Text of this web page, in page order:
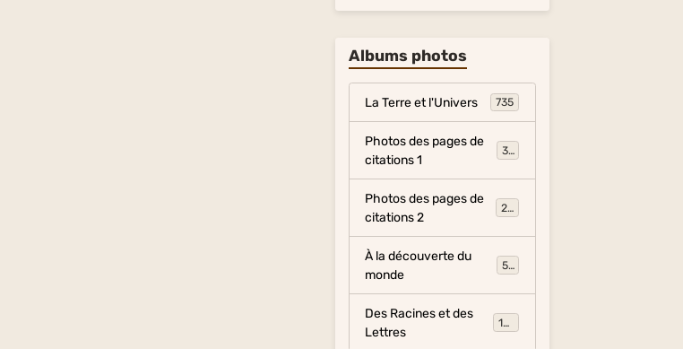
Albums photos
La Terre et l'Univers 735
Photos des pages de
citations 1
317
Photos des pages de
citations 2
281
À la découverte du
monde
54
Des Racines et des
Lettres
134